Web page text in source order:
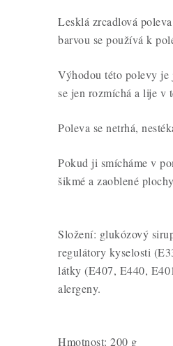
Lesklá zrcadlová
barvou se používá k
Výhodou této polevy je
se jen rozmíchá a lije v
Poleva se netrhá,
Pokud ji smícháme v
šikmé a zaoblené
Složení: glukózový
regulátory kyselosti
látky (E407, E440,
alergeny.
Hmotnost: 200 g